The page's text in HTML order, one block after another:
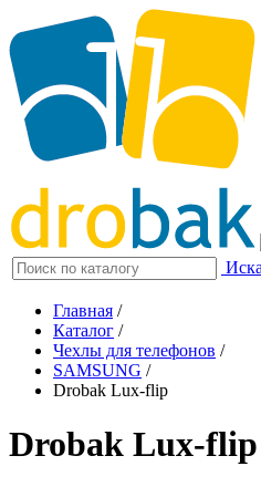
Главная /
Каталог /
Чехлы для телефонов /
SAMSUNG /
Drobak Lux-flip
Drobak Lux-flip